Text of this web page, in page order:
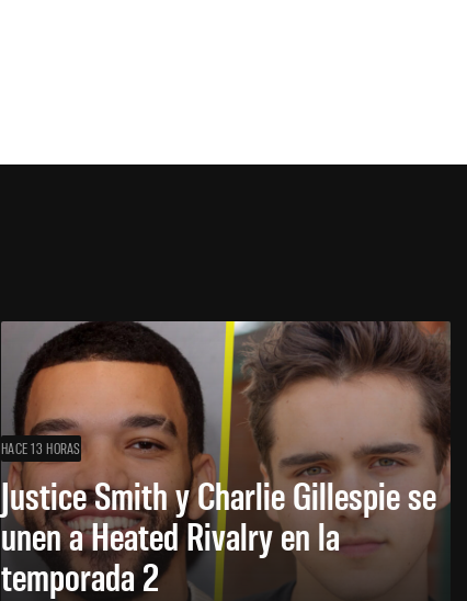
HACE 13 HORAS
Justice Smith y Charlie Gillespie se
unen a Heated Rivalry en la
temporada 2